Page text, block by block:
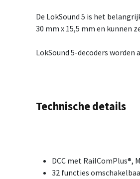
De LokSound 5 is het
30 mm x 15,5 mm en kunnen
LokSound 5-decoders
Technische details
DCC met RailComPlus®,
32 functies